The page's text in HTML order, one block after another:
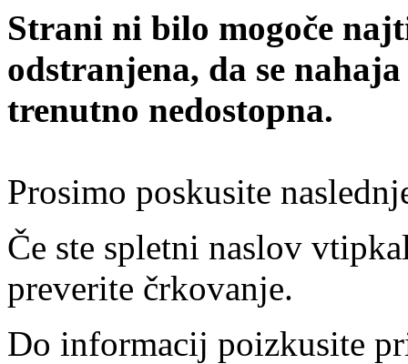
Strani ni bilo mogoče
odstranjena, da se
trenutno nedostopna.
Prosimo poskusite
Če ste spletni naslov
preverite črkovanje.
Do informacij poizkusite